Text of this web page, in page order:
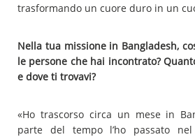
trasformando un cuore duro in un
Nella tua missione in Bangladesh,
le persone che hai incontrato?
e dove ti trovavi?
«Ho trascorso circa un mese in
parte del tempo l’ho passato